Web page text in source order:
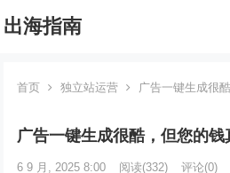
出海指南
首页 独立站运营 广告一键生成很
广告一键生成很酷，但您的
6 9 月, 2025 8:00 阅读(332) 评论(0)